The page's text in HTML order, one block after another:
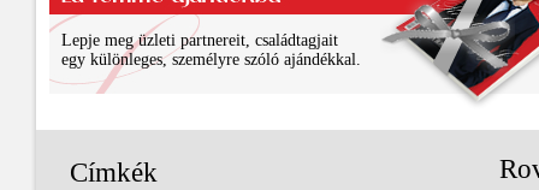
Lepje meg üzleti partnereit, családtagjait
egy különleges, személyre szóló ajándékkal.
Címkék